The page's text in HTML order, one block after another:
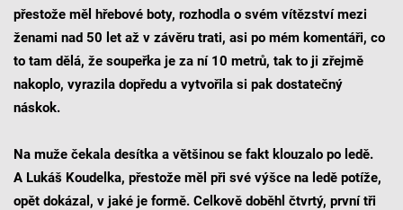
přestože měl hřebové boty, rozhodla o svém vítězství mezi
ženami nad 50 let až v závěru trati, asi po mém komentáři, co
to tam dělá, že soupeřka je za ní 10 metrů, tak to ji zřejmě
nakoplo, vyrazila dopředu a vytvořila si pak dostatečný
náskok.
Na muže čekala desítka a většinou se fakt klouzalo po ledě.
A Lukáš Koudelka, přestože měl při své výšce na ledě potíže,
opět dokázal, v jaké je formě. Celkově doběhl čtvrtý, první tři